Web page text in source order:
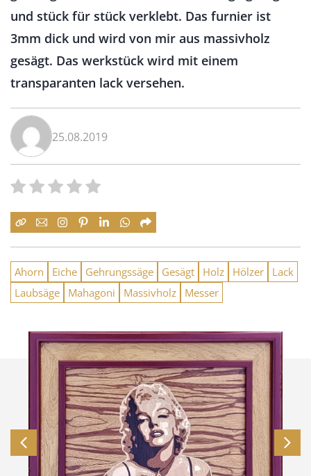
und stück für stück verklebt. Das furnier ist
3mm dick und wird von mir aus massivholz
gesägt. Das werkstück wird mit einem
transparanten lack versehen.
25.08.2019
Ahorn Eiche Gehrungssäge Gesägt Holz Hölzer
Lack
Laubsäge
Mahagoni Massivholz Messer